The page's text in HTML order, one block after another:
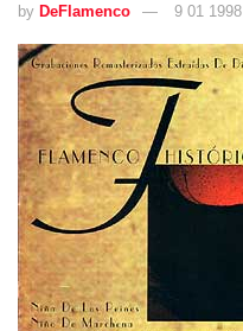
by DeFlamenco 9 01 1998